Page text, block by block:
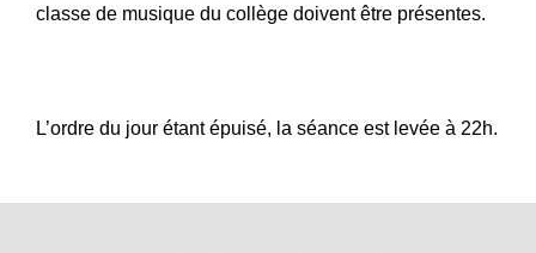
classe de musique du collège doivent être présentes.
L’ordre du jour étant épuisé, la séance est levée à 22h.